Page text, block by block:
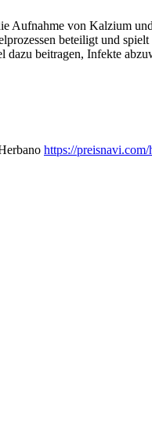
von Kalzium
beteiligt und
beitragen, Infekte
https://preisnavi.com/